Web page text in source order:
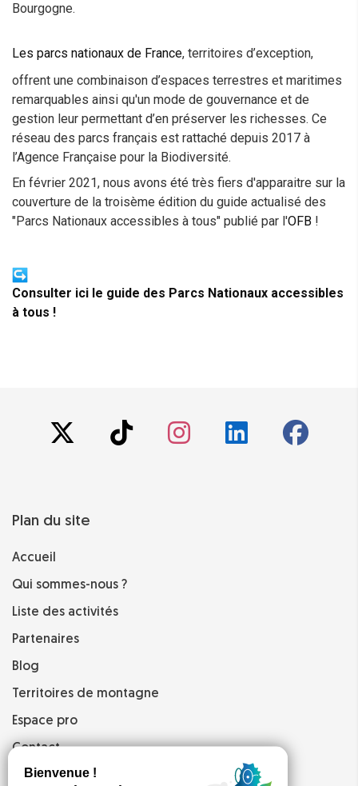
Bourgogne.
Les parcs nationaux de France, territoires d’exception,
offrent une combinaison d’espaces terrestres et maritimes
remarquables ainsi qu'un mode de gouvernance et de
gestion leur permettant d’en préserver les richesses. Ce
réseau des parcs français est rattaché depuis 2017 à
l’Agence Française pour la Biodiversité.
En février 2021, nous avons été très fiers d'apparaitre sur la
couverture de la troisème édition du guide actualisé des
"Parcs Nationaux accessibles à tous" publié par l'OFB !
Consulter ici le guide des Parcs Nationaux accessibles
à tous !
Plan du site
Accueil
Qui sommes-nous ?
Liste des activités
Partenaires
Blog
Territoires de montagne
Espace pro
Contact
Mentions légales